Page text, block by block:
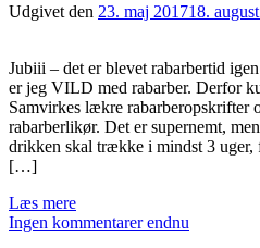
Udgivet den 23. maj 201718.
Jubiii – det er blevet rabarbertid
er jeg VILD med rabarber. Derfor
Samvirkes lækre rabarberopskrifter
rabarberlikør. Det er supernemt,
drikken skal trække i mindst 3 uger,
[…]
Læs mere
Ingen kommentarer endnu